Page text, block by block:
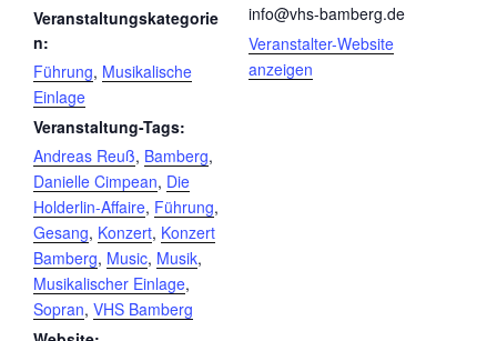
Veranstaltungskategorie
n:
Führung, Musikalische
Einlage
Veranstaltung-Tags:
Andreas Reuß, Bamberg,
Danielle Cimpean, Die
Holderlin-Affaire, Führung,
Gesang, Konzert, Konzert
Bamberg, Music, Musik,
Musikalischer Einlage,
Sopran, VHS Bamberg
info@vhs-bamberg.de
Veranstalter-Website
anzeigen